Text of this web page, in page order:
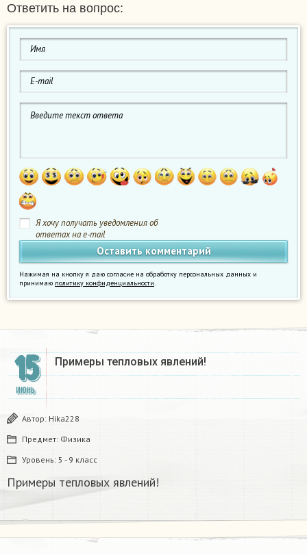
Ответить на вопрос:
Я хочу получать уведомления об
ответах на e-mail
Нажимая на кнопку я даю согласие на обработку персональных данных и
принимаю политику конфиденциальности
15
ИЮНЬ
Примеры тепловых явлений!
Автор: Hika228
Предмет: Физика
Уровень: 5 - 9 класс
Примеры тепловых явлений!